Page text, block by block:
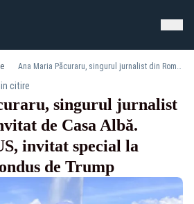
Ana Maria Păcuraru, singurul jurnalist din România invitat de Casa Albă. Realitatea PLUS, invitat special la SUMMITUL condus de Trump
citire
singurul jurnalist
de Casa Albă.
invitat special la
de Trump